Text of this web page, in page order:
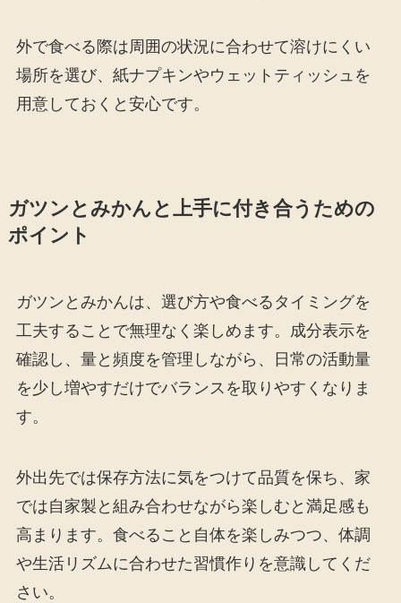
外で食べる際は周囲の状況に合わせて溶けにくい
場所を選び、紙ナプキンやウェットティッシュを
用意しておくと安心です。
ガツンとみかんと上手に付き合うための
ポイント
ガツンとみかんは、選び方や食べるタイミングを
工夫することで無理なく楽しめます。成分表示を
確認し、量と頻度を管理しながら、日常の活動量
を少し増やすだけでバランスを取りやすくなりま
す。
外出先では保存方法に気をつけて品質を保ち、家
では自家製と組み合わせながら楽しむと満足感も
高まります。食べること自体を楽しみつつ、体調
や生活リズムに合わせた習慣作りを意識してくだ
さい。